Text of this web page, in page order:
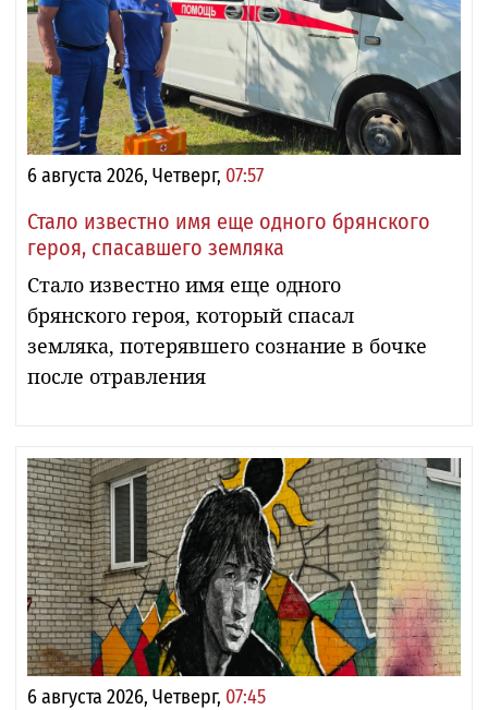
6 августа 2026, Четверг, 07:57
Стало известно имя еще одного брянского
героя, спасавшего земляка
Стало известно имя еще одного
брянского героя, который спасал
земляка, потерявшего сознание в бочке
после отравления
6 августа 2026, Четверг, 07:45